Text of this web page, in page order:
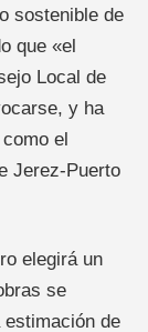
sostenible de
que «el
Local de
y ha
el
Jerez-Puerto
elegirá un
se
de